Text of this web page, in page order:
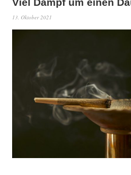
Viel Dampf um einen
13. Oktober 2021